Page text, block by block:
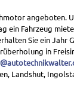
angeboten.
ein Fahrzeug
Sie ein Jahr
in
Landshut,